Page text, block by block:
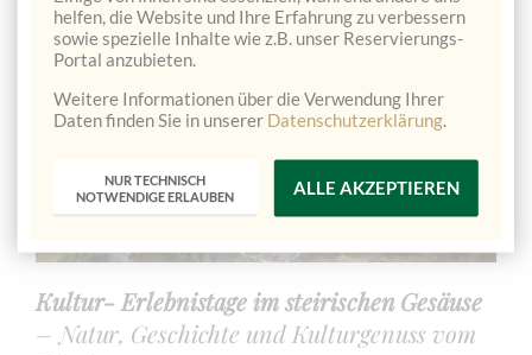
ANFRAGE BUCHEN
Kultur- Erlebnistage im steirischen Gesäuse
– Natur, Geschichte und Kulturgenuss vom
helfen, die Website und Ihre Erfahrung zu verbessern
sowie spezielle Inhalte wie z.B. unser Reservierungs-
Portal anzubieten.
Weitere Informationen über die Verwendung Ihrer
Daten finden Sie in unserer Datenschutzerklärung.
NUR TECHNISCH
NOTWENDIGE ERLAUBEN
ALLE AKZEPTIEREN